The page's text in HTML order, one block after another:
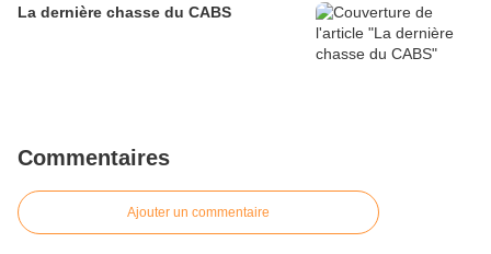
La dernière chasse du CABS
Commentaires
Ajouter un commentaire